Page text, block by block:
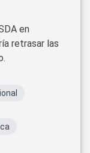
en
retrasar las